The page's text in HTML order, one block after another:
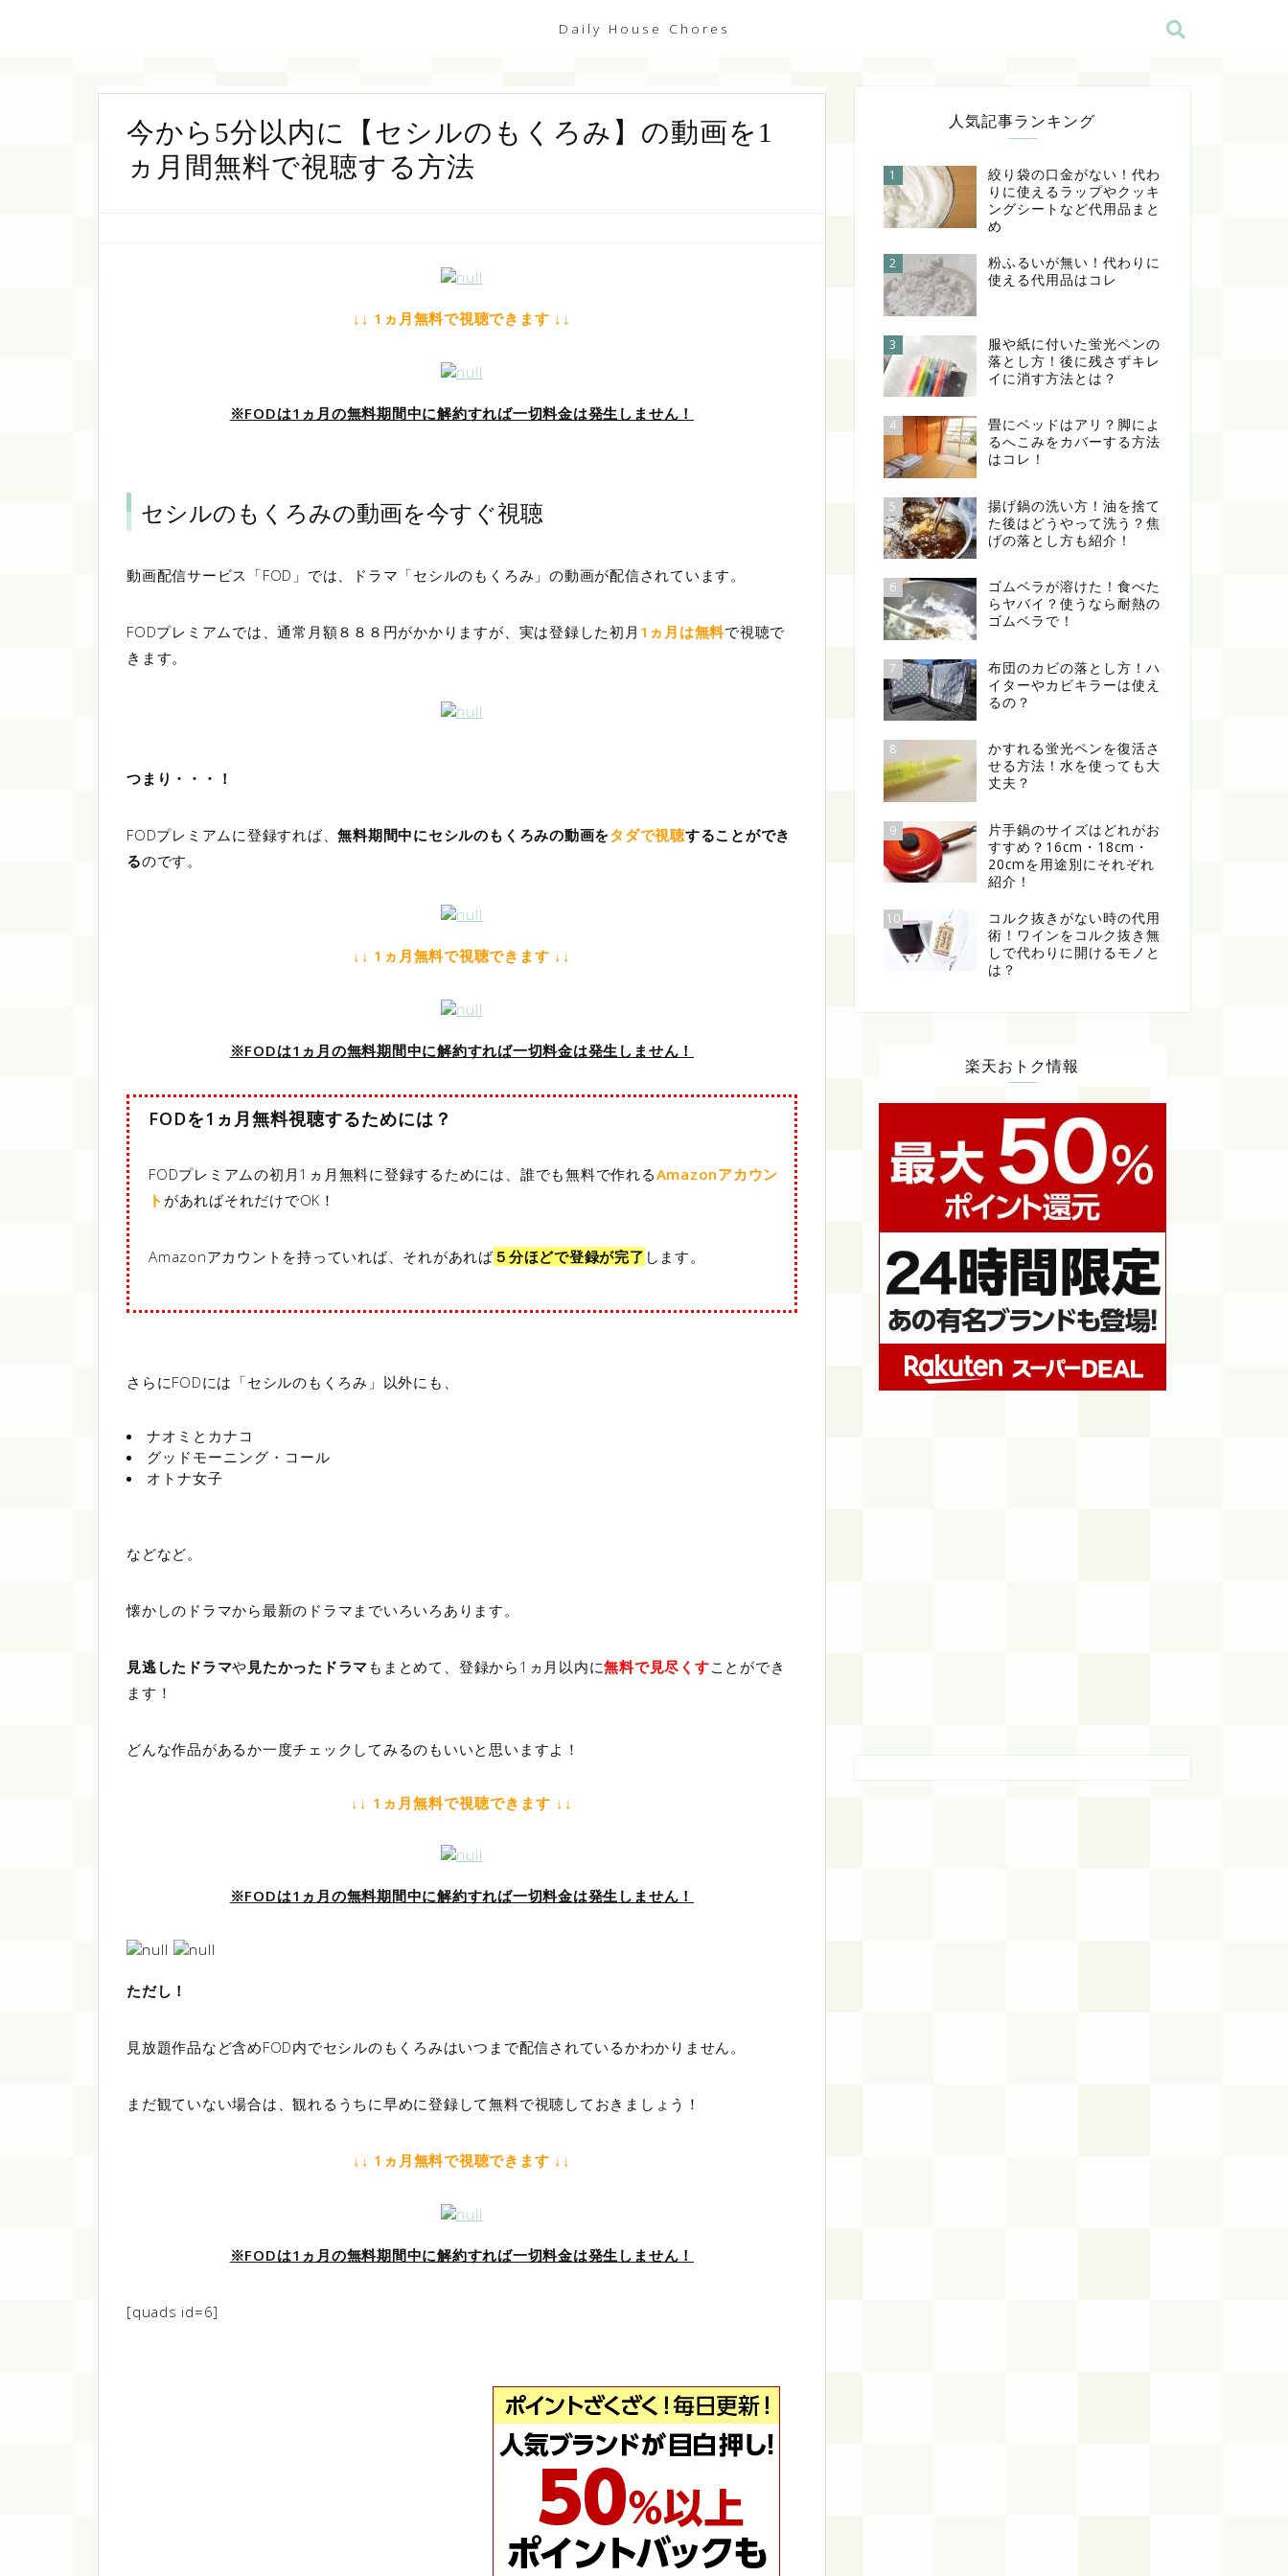
Daily House Chores
今から5分以内に【セシルのもくろみ】の動画を1
ヵ月間無料で視聴する方法
↓↓ 1ヵ月無料で視聴できます ↓↓
※FODは1ヵ月の無料期間中に解約すれば一切料金は発生しません！
セシルのもくろみの動画を今すぐ視聴
動画配信サービス「FOD」では、ドラマ「セシルのもくろみ」の動画が配信されています。
FODプレミアムでは、通常月額８８８円がかかりますが、実は登録した初月 1ヵ月は無料で視聴で
きます。
つまり・・・！
FODプレミアムに登録すれば、無料期間中にセシルのもくろみの動画をタダで視聴することができ
るのです。
↓↓ 1ヵ月無料で視聴できます ↓↓
※FODは1ヵ月の無料期間中に解約すれば一切料金は発生しません！
FODを1ヵ月無料視聴するためには？
FODプレミアムの初月1ヵ月無料に登録するためには、誰でも無料で作れるAmazonアカウン
ト があればそれだけでOK！
Amazonアカウントを持っていれば、それがあれば５分ほどで登録が完了 します。
さらにFODには「セシルのもくろみ」以外にも、
ナオミとカナコ
グッドモーニング・コール
オトナ女子
などなど。
懐かしのドラマから最新のドラマまでいろいろあります。
見逃したドラマや 見たかったドラマもまとめて、登録から1ヵ月以内に無料で見尽くすことができ
ます！
どんな作品があるか一度チェックしてみるのもいいと思いますよ！
↓↓ 1ヵ月無料で視聴できます ↓↓
※FODは1ヵ月の無料期間中に解約すれば一切料金は発生しません！
ただし！
見放題作品など含めFOD内でセシルのもくろみはいつまで配信されているかわかりません。
まだ観ていない場合は、観れるうちに早めに登録して無料で視聴しておきましょう！
↓↓ 1ヵ月無料で視聴できます ↓↓
※FODは1ヵ月の無料期間中に解約すれば一切料金は発生しません！
[quads id=6]
人気記事ランキング
1
絞り袋の口金がない！代わ
りに使えるラップやクッキ
ングシートなど代用品まと
め
2
粉ふるいが無い！代わりに
使える代用品はコレ
3
服や紙に付いた蛍光ペンの
落とし方！後に残さずキレ
イに消す方法とは？
4
畳にベッドはアリ？脚によ
るへこみをカバーする方法
はコレ！
5
揚げ鍋の洗い方！油を捨て
た後はどうやって洗う？焦
げの落とし方も紹介！
6
ゴムベラが溶けた！食べた
らヤバイ？使うなら耐熱の
ゴムベラで！
7
布団のカビの落とし方！ハ
イターやカビキラーは使え
るの？
8
かすれる蛍光ペンを復活さ
せる方法！水を使っても大
丈夫？
9
片手鍋のサイズはどれがお
すすめ？16cm・18cm・
20cmを用途別にそれぞれ
紹介！
10
コルク抜きがない時の代用
術！ワインをコルク抜き無
しで代わりに開けるモノと
は？
楽天おトク情報